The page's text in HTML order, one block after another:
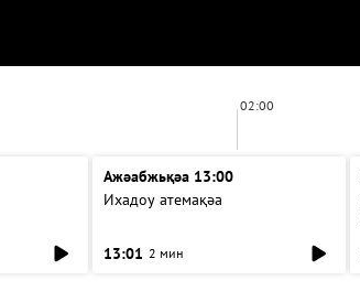
02:00
Ажәабжьқәа 13:00
Ихадоу атемақәа
13:01 2 мин